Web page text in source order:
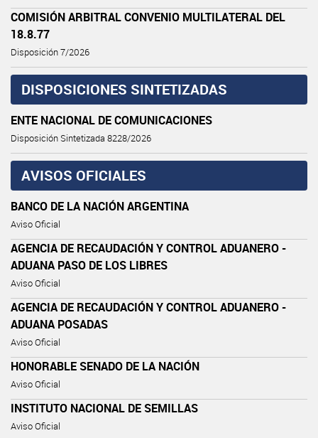
COMISIÓN ARBITRAL CONVENIO MULTILATERAL DEL
18.8.77
Disposición 7/2026
DISPOSICIONES SINTETIZADAS
ENTE NACIONAL DE COMUNICACIONES
Disposición Sintetizada 8228/2026
AVISOS OFICIALES
BANCO DE LA NACIÓN ARGENTINA
Aviso Oficial
AGENCIA DE RECAUDACIÓN Y CONTROL ADUANERO -
ADUANA PASO DE LOS LIBRES
Aviso Oficial
AGENCIA DE RECAUDACIÓN Y CONTROL ADUANERO -
ADUANA POSADAS
Aviso Oficial
HONORABLE SENADO DE LA NACIÓN
Aviso Oficial
INSTITUTO NACIONAL DE SEMILLAS
Aviso Oficial